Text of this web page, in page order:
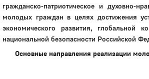
гражданско-патриотическое и духовно-
молодых граждан в целях достижения
экономического развития, глобальной
национальной безопасности Российской
Основные направления реализации